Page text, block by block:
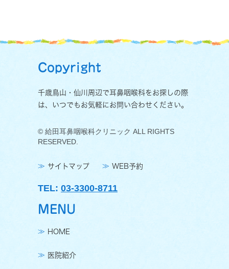
Copyright
千歳鳥山・仙川周辺で耳鼻咽喉科をお探しの際
は、いつでもお気軽にお問い合わせください。
© 給田耳鼻咽喉科クリニック ALL RIGHTS
RESERVED.
サイトマップ WEB予約
TEL: 03-3300-8711
MENU
HOME
医院紹介